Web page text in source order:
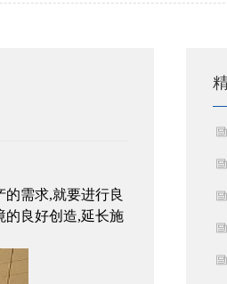
的需求,就要进行良
的良好创造,延长施